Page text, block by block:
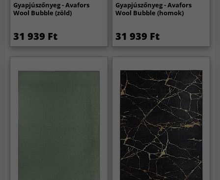
Gyapjúszőnyeg - Avafors
Wool Bubble (zöld)
31 939 Ft
Gyapjúszőnyeg - Avafors
Wool Bubble (homok)
31 939 Ft